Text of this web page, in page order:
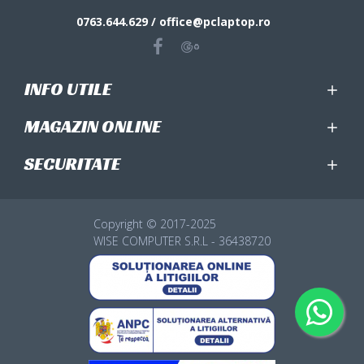
0763.644.629 / office@pclaptop.ro
INFO UTILE
MAGAZIN ONLINE
SECURITATE
Copyright © 2017-2025
WISE COMPUTER S.R.L - 36438720